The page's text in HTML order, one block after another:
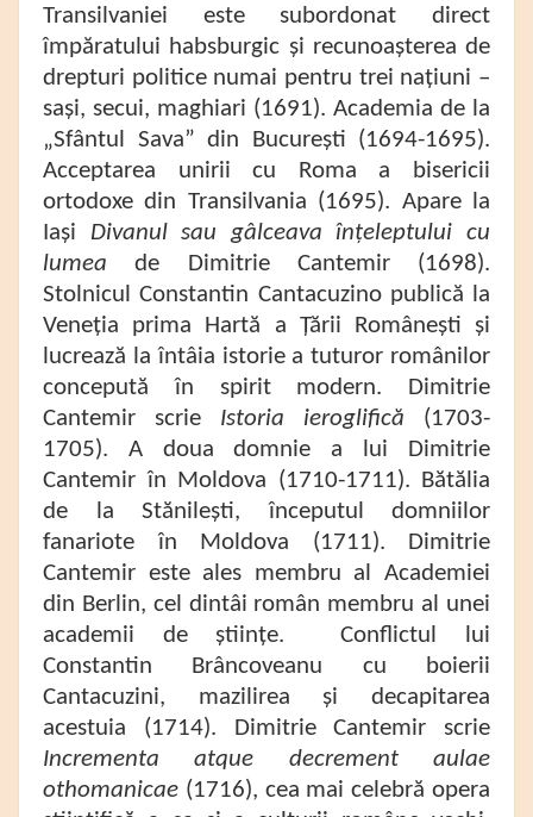
Transilvaniei este subordonat direct
împăratului habsburgic și recunoașterea de
drepturi politice numai pentru trei națiuni –
sași, secui, maghiari (1691). Academia de la
„Sfântul Sava” din București (1694-1695).
Acceptarea unirii cu Roma a bisericii
ortodoxe din Transilvania (1695). Apare la
Iași Divanul sau gâlceava înțeleptului cu
lumeade Dimitrie Cantemir (1698).
Stolnicul Constantin Cantacuzino publică la
Veneția prima Hartă a Țării Românești și
lucrează la întâia istorie a tuturor românilor
concepută în spirit modern. Dimitrie
Cantemir scrie Istoria ieroglifică (1703-
1705). A doua domnie a lui Dimitrie
Cantemir în Moldova (1710-1711). Bătălia
de la Stănilești, începutul domniilor
fanariote în Moldova (1711). Dimitrie
Cantemir este ales membru al Academiei
din Berlin, cel dintâi român membru al unei
academii de științe. Conflictul lui
Constantin Brâncoveanu cu boierii
Cantacuzini, mazilirea și decapitarea
acestuia (1714). Dimitrie Cantemir scrie
Incrementa atque decrement aulae
othomanicae (1716), cea mai celebră opera